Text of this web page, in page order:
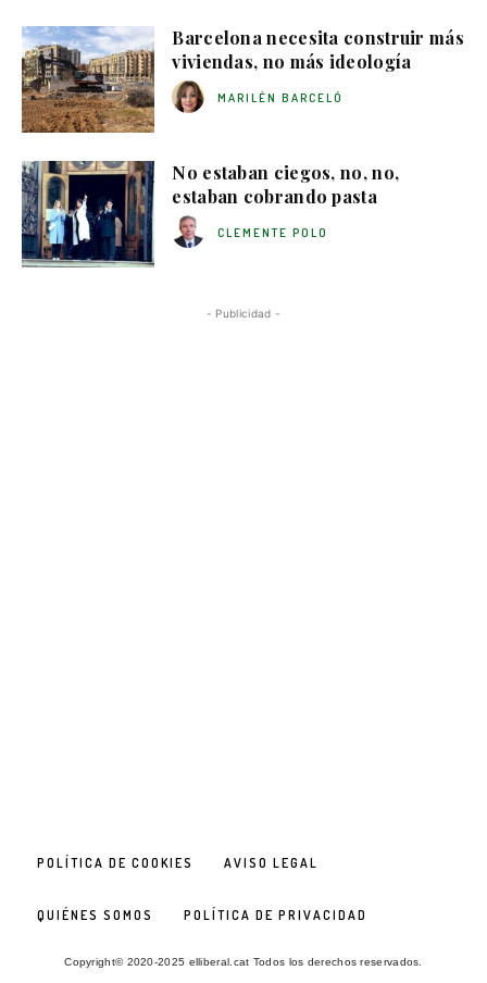
Barcelona necesita construir más
viviendas, no más ideología
MARILÉN BARCELÓ
No estaban ciegos, no, no,
estaban cobrando pasta
CLEMENTE POLO
- Publicidad -
POLÍTICA DE COOKIES AVISO LEGAL
QUIÉNES SOMOS POLÍTICA DE PRIVACIDAD
Copyright© 2020-2025 elliberal.cat Todos los derechos reservados.